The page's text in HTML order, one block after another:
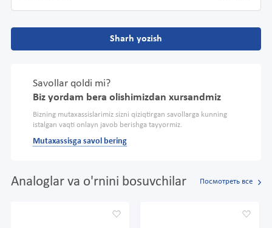
Sharh yozish
Savollar qoldi mi?
Biz yordam bera olishimizdan xursandmiz
Bizning mutaxassislarimiz sizni qiziqtirgan savollarga kunning
istalgan vaqti onlayn javob berishga tayyormiz.
Mutaxassisga savol bering
Analoglar va o'rnini bosuvchilar Посмотреть все